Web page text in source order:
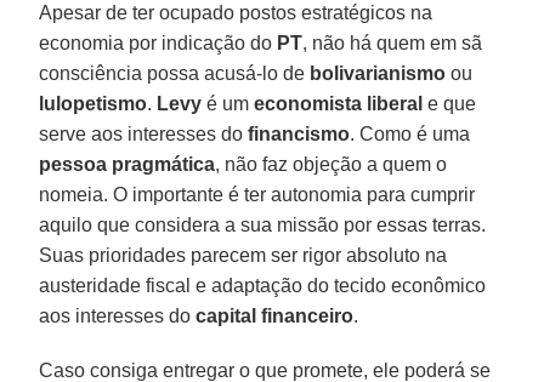
Apesar de ter ocupado postos estratégicos na
economia por indicação do PT, não há quem em sã
consciência possa acusá-lo de bolivarianismo ou
lulopetismo. Levy é umeconomista liberal e que
serve aos interesses dofinancismo. Como é uma
pessoa pragmática, não faz objeção a quem o
nomeia. O importante é ter autonomia para cumprir
aquilo que considera a sua missão por essas terras.
Suas prioridades parecem ser rigor absoluto na
austeridade fiscal e adaptação do tecido econômico
aos interesses docapital financeiro.
Caso consiga entregar o que promete, ele poderá se